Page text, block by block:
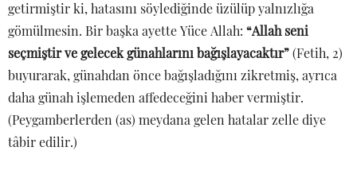
getirmiştir ki, hatasını söylediğinde üzülüp yalnızlığa
gömülmesin. Bir başka ayette Yüce Allah: “Allah seni
seçmiştir ve gelecek günahlarını bağışlayacaktır”(Fetih, 2)
buyurarak, günahdan önce bağışladığını zikretmiş, ayrıca
daha günah işlemeden affedeceğini haber vermiştir.
(Peygamberlerden (as) meydana gelen hatalar zelle diye
tâbir edilir.)